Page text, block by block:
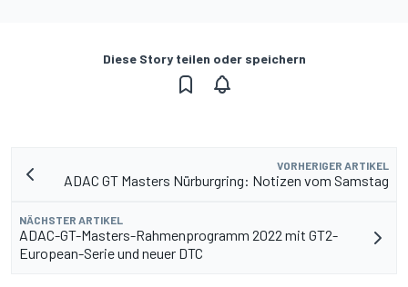
Diese Story teilen oder speichern
VORHERIGER ARTIKEL
ADAC GT Masters Nürburgring: Notizen vom Samstag
NÄCHSTER ARTIKEL
ADAC-GT-Masters-Rahmenprogramm 2022 mit GT2-
European-Serie und neuer DTC